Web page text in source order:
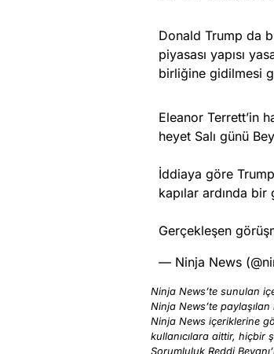
Donald Trump da
piyasası yapısı
birliğine gidilmesi
Eleanor Terrett’in
heyet Salı günü
İddiaya göre
kapılar ardında
Gerçekleşen
— Ninja News
Ninja News’te sunulan
Ninja News’te paylaşılan
Ninja News içeriklerine
kullanıcılara aittir, hiçbir
Sorumluluk Reddi